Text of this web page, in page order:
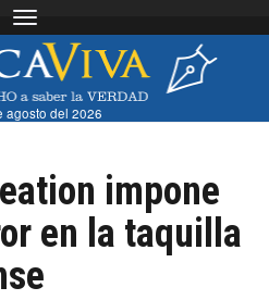
Toggle navigation
agosto del 2026
impone
en la taquilla